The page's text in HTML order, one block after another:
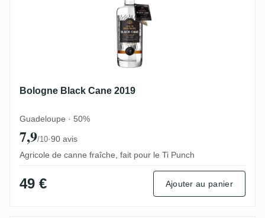
Bologne Black Cane 2019
Guadeloupe · 50%
7,9/10·90 avis
Agricole de canne fraîche, fait pour le Ti Punch
49 € Ajouter au panier